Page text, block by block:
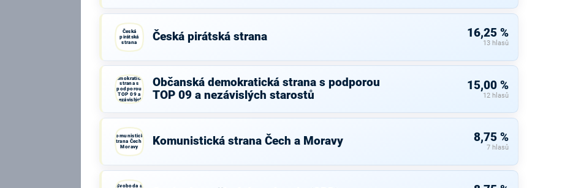
Česká
pirátská
strana
Česká pirátská strana 16,25 %
13 hlasů
demokratická
strana s
podporou
TOP 09 a
nezávislých
starostů
Občanská demokratická strana s podporou
TOP 09 a nezávislých starostů
15,00 %
12 hlasů
Komunistická
strana Čech a
Moravy
Komunistická strana Čech a Moravy 8,75 %
7 hlasů
Svoboda a